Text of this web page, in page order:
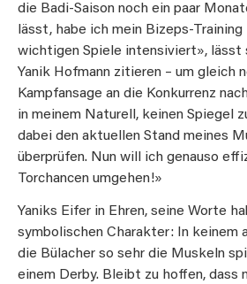
die Badi-Saison noch ein paar
lässt, habe ich mein Bizeps-
wichtigen Spiele intensiviert», lässt
Yanik Hofmann zitieren – um gleich
Kampfansage an die Konkurrenz
in meinem Naturell, keinen Spiegel
dabei den aktuellen Stand meines
überprüfen. Nun will ich genauso
Torchancen umgehen!»
Yaniks Eifer in Ehren, seine Worte
symbolischen Charakter: In keinem
die Bülacher so sehr die Muskeln
einem Derby. Bleibt zu hoffen, dass